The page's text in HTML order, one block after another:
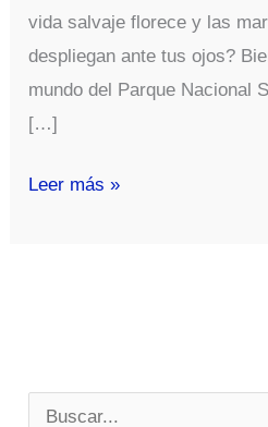
vida salvaje florece y las
despliegan ante tus ojos?
mundo del Parque Nacional
[…]
Parque
Leer más »